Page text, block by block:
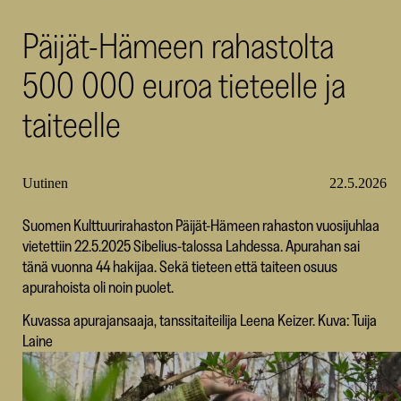
Päijät-Hämeen rahastolta
500 000 euroa tieteelle ja
taiteelle
Uutinen 22.5.2026
Suomen Kulttuurirahaston Päijät-Hämeen rahaston vuosijuhlaa
vietettiin 22.5.2025 Sibelius-talossa Lahdessa. Apurahan sai
tänä vuonna 44 hakijaa. Sekä tieteen että taiteen osuus
apurahoista oli noin puolet.
Kuvassa apurajansaaja, tanssitaiteilija Leena Keizer. Kuva: Tuija
Laine